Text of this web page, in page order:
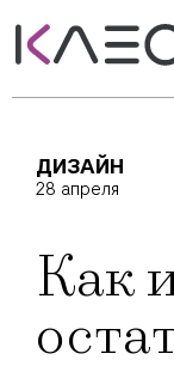
ДИЗАЙН
28 апреля
Как